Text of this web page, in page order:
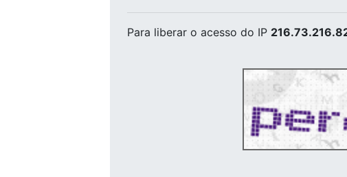
Para liberar o acesso do IP